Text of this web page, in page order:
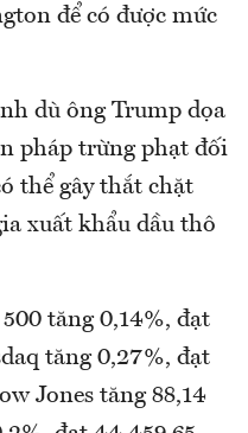
để có được mức
dù ông Trump dọa
pháp trừng phạt đối
thể gây thắt chặt
xuất khẩu dầu thô
tăng 0,14%, đạt
tăng 0,27%, đạt
Jones tăng 88,14